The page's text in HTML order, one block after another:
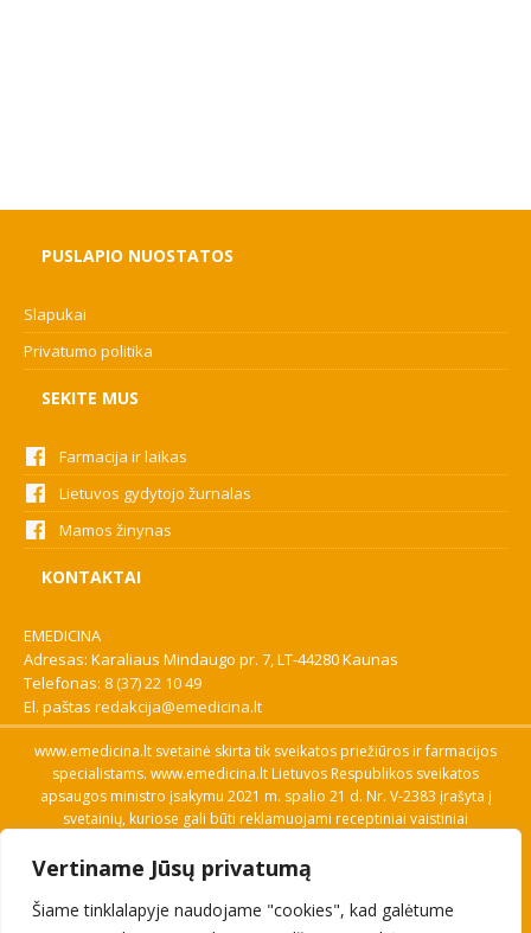
Vertiname Jūsų privatumą
Šiame tinklalapyje naudojame "cookies", kad galėtume
PUSLAPIO NUOSTATOS
Slapukai
Privatumo politika
SEKITE MUS
Farmacija ir laikas
Lietuvos gydytojo žurnalas
Mamos žinynas
KONTAKTAI
EMEDICINA
Adresas: Karaliaus Mindaugo pr. 7, LT-44280 Kaunas
Telefonas: 8 (37) 22 10 49
El. paštas redakcija@emedicina.lt
www.emedicina.lt svetainė skirta tik sveikatos priežiūros ir farmacijos
specialistams. www.emedicina.lt Lietuvos Respublikos sveikatos
apsaugos ministro įsakymu 2021 m. spalio 21 d. Nr. V-2383 įrašyta į
svetainių, kuriose gali būti reklamuojami receptiniai vaistiniai
savo profesinę kvalifikaciją. Naudingos nuorodos: Vaistų ir medicinos
pagalbos priemonių kainų paieška, VVKT tinklalapis, Sveikatos
priežiūros ar farmacijos specialisto pranešimo apie įtariamą